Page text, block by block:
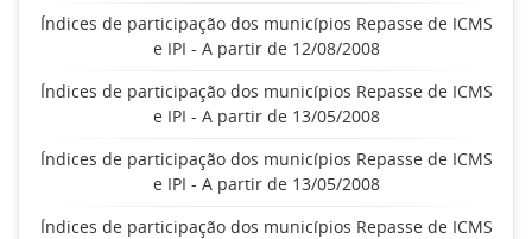
Índices de participação dos municípios Repasse de ICMS
e IPI - A partir de 12/08/2008
Índices de participação dos municípios Repasse de ICMS
e IPI - A partir de 13/05/2008
Índices de participação dos municípios Repasse de ICMS
e IPI - A partir de 13/05/2008
Índices de participação dos municípios Repasse de ICMS